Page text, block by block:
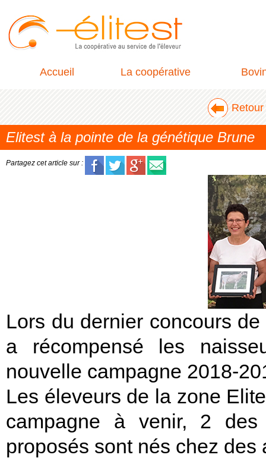
Accueil La coopérative
Elitest à la pointe de la génétique Brune
Partagez cet article sur :
Lors du dernier concours
a récompensé les
nouvelle campagne 2018-
Les éleveurs de la zone
campagne à venir, 2 des
proposés sont nés chez